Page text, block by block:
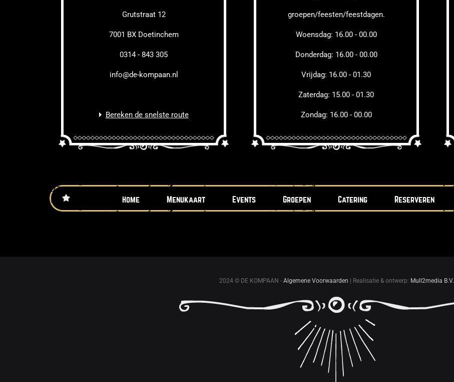
Grutstraat 12
7001 BX Doetinchem
0314 - 843 305
info@de-kompaan.nl
Bereken de snelste route
groepen/feesten/feestdagen.
Woensdag: 16.00 - 00.00
Donderdag: 16.00 - 00.00
Vrijdag: 16.00 - 01.30
Zaterdag: 15.00 - 01.30
Zondag: 16.00 - 00.00
Home Menukaart Events Groepen Catering Reserveren
2024 © DE KOMPAAN - Algemene Voorwaarden | Realisatie & ontwerp: Mull2media B.V.